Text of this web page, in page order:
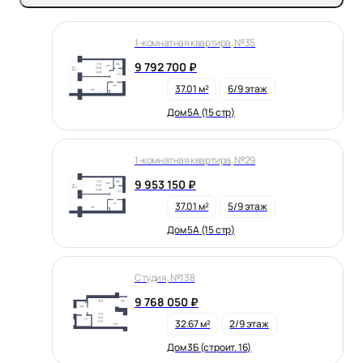
1-комнатная квартира, №35
9 792 700 ₽
37.01 м²
6/9 этаж
Дом 5А (15 стр)
1-комнатная квартира, №29
9 953 150 ₽
37.01 м²
5/9 этаж
Дом 5А (15 стр)
Студия, №138
9 768 050 ₽
32.67 м²
2/9 этаж
Дом 3Б (строит. 16)